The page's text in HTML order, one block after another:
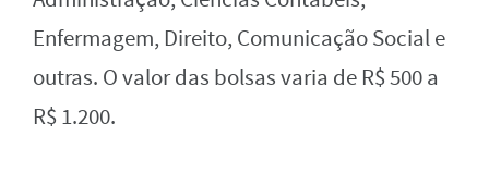
Enfermagem, Direito, Comunicação Social e
outras. O valor das bolsas varia de R$ 500 a
R$ 1.200.